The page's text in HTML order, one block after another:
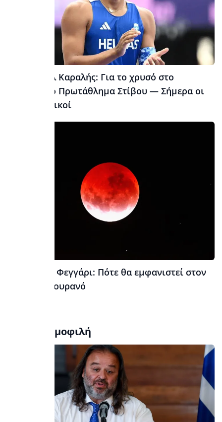
Εμμανουήλ Καραλής: Για το χρυσό στο
Ευρωπαϊκό Πρωτάθλημα Στίβου — Σήμερα οι
προκριματικοί
Ματωμένο Φεγγάρι: Πότε θα εμφανιστεί στον
νυχτερινό ουρανό
Τα πιο δημοφιλή